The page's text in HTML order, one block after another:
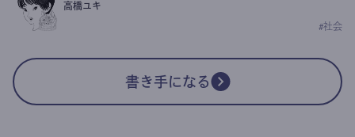
高橋ユキ
#社会
書き手になる